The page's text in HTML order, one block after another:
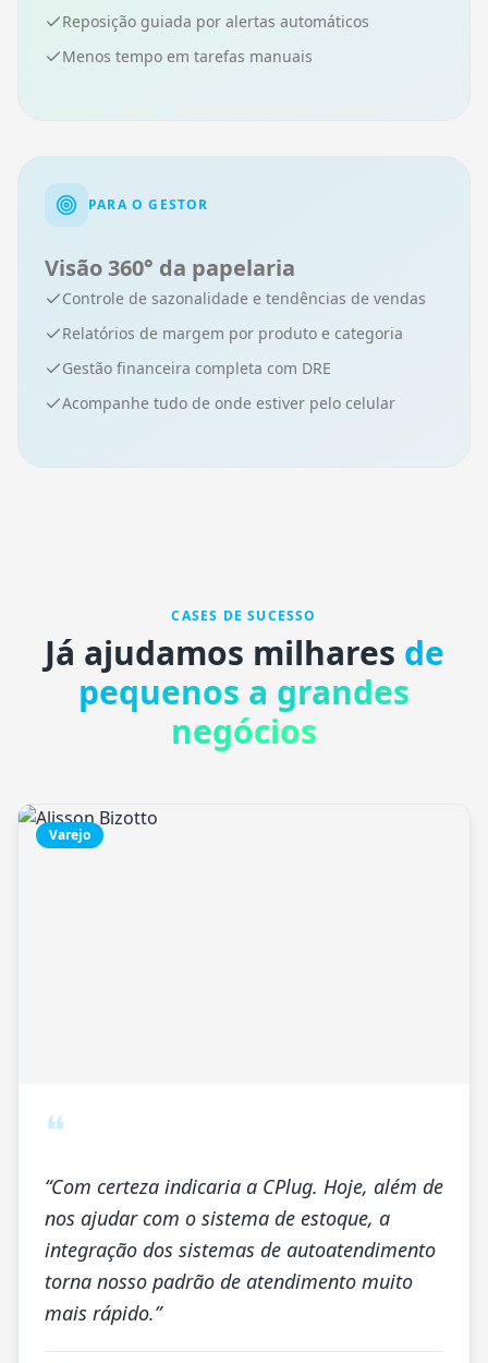
Reposição guiada por alertas automáticos
Menos tempo em tarefas manuais
PARA O GESTOR
Visão 360° da papelaria
Controle de sazonalidade e tendências de vendas
Relatórios de margem por produto e categoria
Gestão financeira completa com DRE
Acompanhe tudo de onde estiver pelo celular
CASES DE SUCESSO
Já ajudamos milhares de
pequenos a grandes
negócios
Varejo
❝
“Com certeza indicaria a CPlug. Hoje, além de
nos ajudar com o sistema de estoque, a
integração dos sistemas de autoatendimento
torna nosso padrão de atendimento muito
mais rápido.”